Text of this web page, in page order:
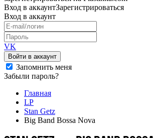
Вход в аккаунтЗарегистрироваться
Вход в аккаунт
VK
Войти в аккаунт
Запомнить меня
Забыли пароль?
Главная
LP
Stan Getz
Big Band Bossa Nova